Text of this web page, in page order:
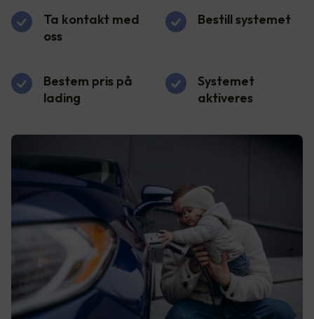
Ta kontakt med
oss
Bestill systemet
Bestem pris på
lading
Systemet
aktiveres